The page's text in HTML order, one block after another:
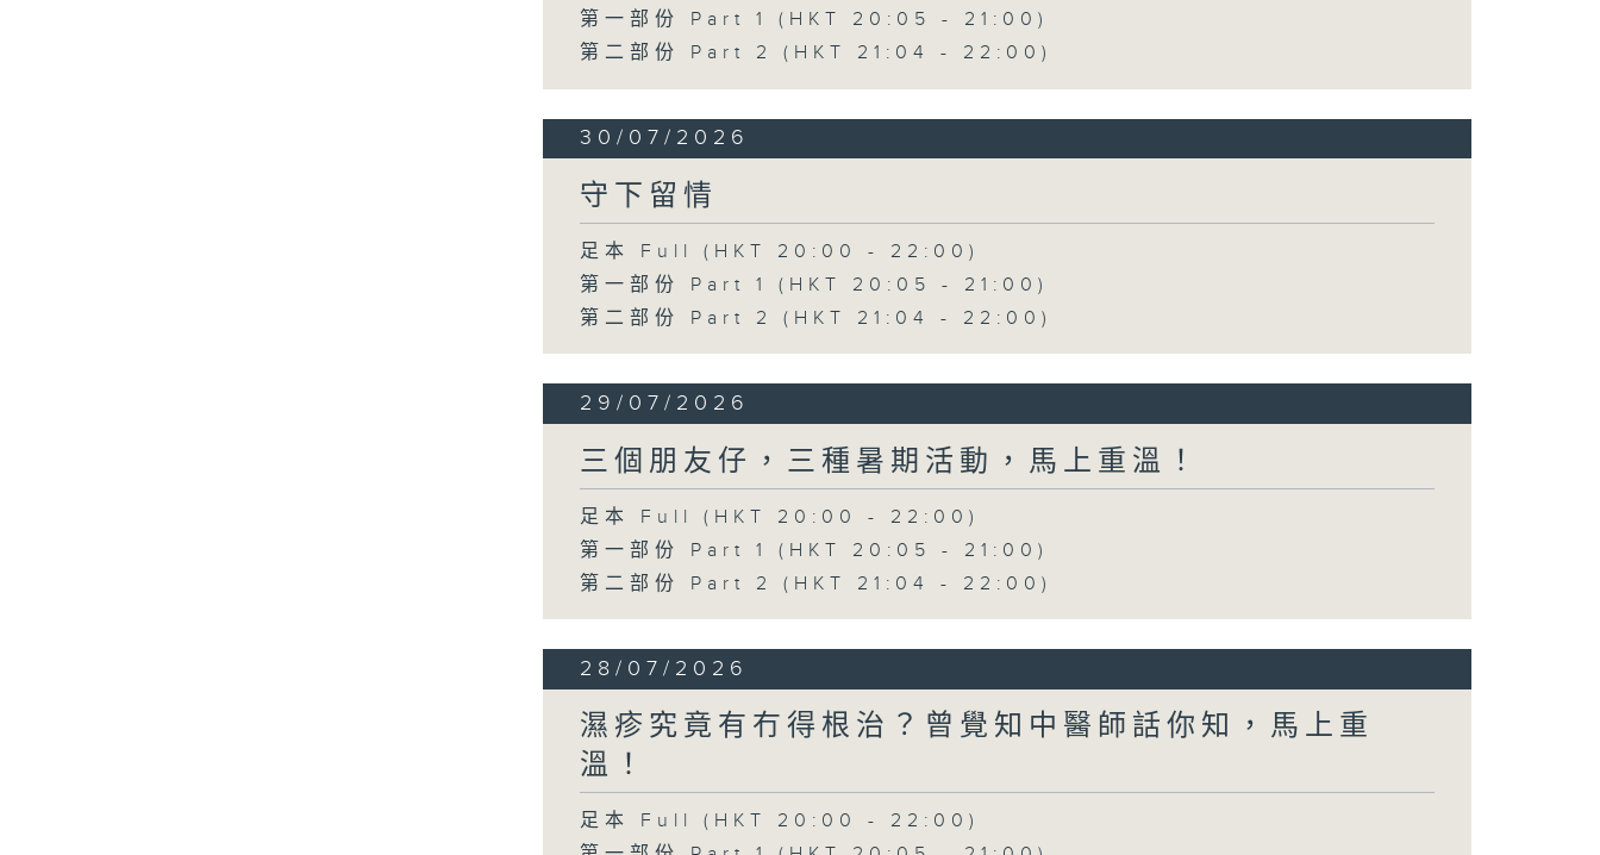
第一部份 Part 1 (HKT 20:05 - 21:00)
第二部份 Part 2 (HKT 21:04 - 22:00)
30/07/2026
守下留情
足本 Full (HKT 20:00 - 22:00)
第一部份 Part 1 (HKT 20:05 - 21:00)
第二部份 Part 2 (HKT 21:04 - 22:00)
29/07/2026
三個朋友仔，三種暑期活動，馬上重溫！
足本 Full (HKT 20:00 - 22:00)
第一部份 Part 1 (HKT 20:05 - 21:00)
第二部份 Part 2 (HKT 21:04 - 22:00)
28/07/2026
濕疹究竟有冇得根治？曾覺知中醫師話你知，馬上重
溫！
足本 Full (HKT 20:00 - 22:00)